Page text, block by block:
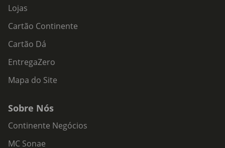
Lojas
Cartão Continente
Cartão Dá
EntregaZero
Mapa do Site
Sobre Nós
Continente Negócios
MC Sonae